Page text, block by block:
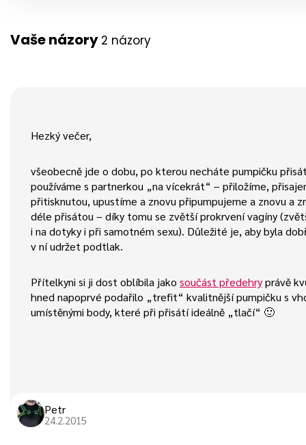
Vaše názory 2 názory
Hezký večer,
všeobecně jde o dobu, po kterou necháte pumpičku
používáme s partnerkou „na vícekrát“ – přiložíme,
přitisknutou, upustíme a znovu připumpujeme a znovu a
déle přisátou – díky tomu se zvětší prokrvení vagíny
i na dotyky i při samotném sexu). Důležité je, aby byla
v ní udržet podtlak.
Přítelkyni si ji dost oblíbila jako součást předehryprávě
hned napoprvé podařilo „trefit“ kvalitnější pumpičku s
umístěnými body, které při přisátí ideálně „tlačí“ 🙂
Petr
24.2.2015